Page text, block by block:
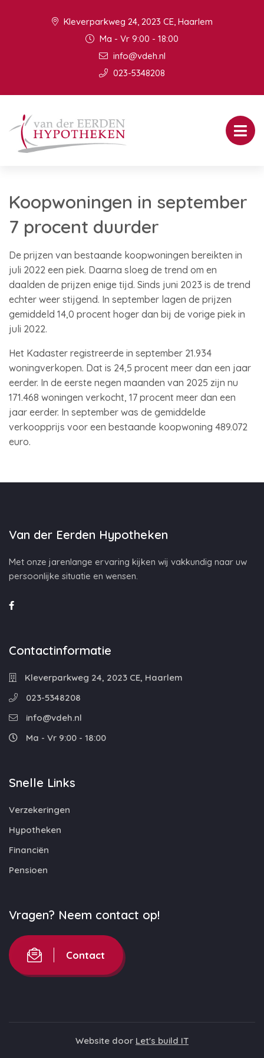
Kleverparkweg 24, 2023 CE, Haarlem
Ma - Vr 9:00 - 18:00
info@vdeh.nl
023-5348208
Koopwoningen in september
7 procent duurder
De prijzen van bestaande koopwoningen bereikten in
juli 2022 een piek. Daarna sloeg de trend om en
daalden de prijzen enige tijd. Sinds juni 2023 is de trend
echter weer stijgend. In september lagen de prijzen
gemiddeld 14,0 procent hoger dan bij de vorige piek in
juli 2022.
Het Kadaster registreerde in september 21.934
woningverkopen. Dat is 24,5 procent meer dan een jaar
eerder. In de eerste negen maanden van 2025 zijn nu
171.468 woningen verkocht, 17 procent meer dan een
jaar eerder. In september was de gemiddelde
verkoopprijs voor een bestaande koopwoning 489.072
euro.
Van der Eerden Hypotheken
Met onze jarenlange ervaring kijken wij vakkundig naar uw
persoonlijke situatie en wensen.
Contactinformatie
Kleverparkweg 24, 2023 CE, Haarlem
023-5348208
info@vdeh.nl
Ma - Vr 9:00 - 18:00
Snelle Links
Verzekeringen
Hypotheken
Financiën
Pensioen
Vragen? Neem contact op!
Contact
Website door Let's build IT